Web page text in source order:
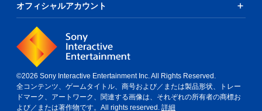
オフィシャルアカウント
©2026 Sony Interactive Entertainment Inc. All Rights Reserved.
全コンテンツ、ゲームタイトル、商号および／または製品形状、トレー
ドマーク、アートワーク、関連する画像は、それぞれの所有者の商標お
よび／または著作物です。All rights reserved. 詳細